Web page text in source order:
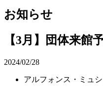
お知らせ
【3月】団体来館
2024/02/28
アルフォンス・ミュ